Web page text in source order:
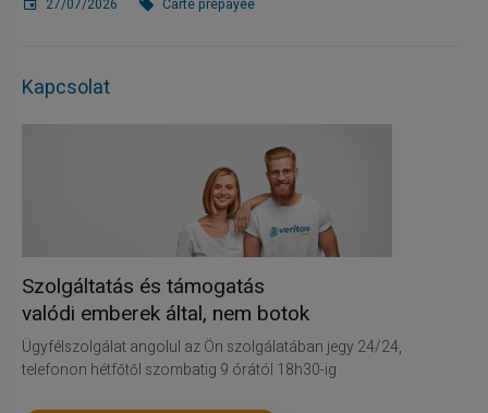
27/07/2026 Carte prépayée
Kapcsolat
Szolgáltatás és támogatás
valódi emberek által, nem botok
Ügyfélszolgálat angolul az Ön szolgálatában jegy 24/24,
telefonon hétfőtől szombatig 9 órától 18h30-ig